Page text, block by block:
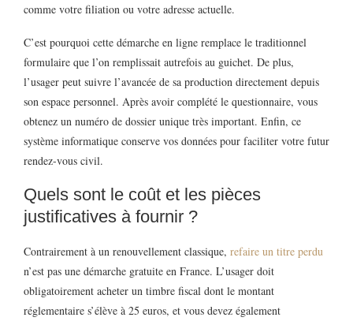
comme votre filiation ou votre adresse actuelle.
C’est pourquoi cette démarche en ligne remplace le traditionnel
formulaire que l’on remplissait autrefois au guichet. De plus,
l’usager peut suivre l’avancée de sa production directement depuis
son espace personnel. Après avoir complété le questionnaire, vous
obtenez un numéro de dossier unique très important. Enfin, ce
système informatique conserve vos données pour faciliter votre futur
rendez-vous civil.
Quels sont le coût et les pièces
justificatives à fournir ?
Contrairement à un renouvellement classique, refaire un titre perdu
n’est pas une démarche gratuite en France. L’usager doit
obligatoirement acheter un timbre fiscal dont le montant
réglementaire s’élève à 25 euros, et vous devez également